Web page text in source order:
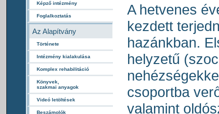
Képző intézmény
Foglalkoztatás
Az Alapítvány
Története
Intézmény kialakulása
Komplex rehabilitáció
Könyvek,
szakmai anyagok
Videó letöltések
Beszámolók
A hetvenes
kezdett
hazánkban.
helyzetű
csoportba
valamint